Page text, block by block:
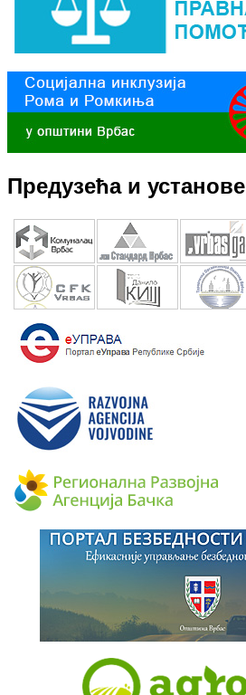
Предузећа и установе